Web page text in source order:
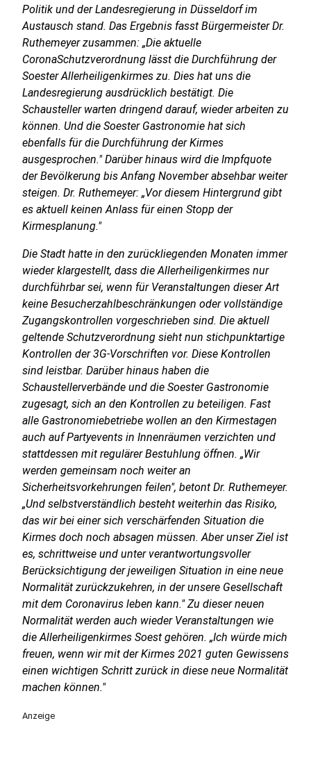
Politik und der Landesregierung in Düsseldorf im
Austausch stand. Das Ergebnis fasst Bürgermeister Dr.
Ruthemeyer zusammen: „Die aktuelle
CoronaSchutzverordnung lässt die Durchführung der
Soester Allerheiligenkirmes zu. Dies hat uns die
Landesregierung ausdrücklich bestätigt. Die
Schausteller warten dringend darauf, wieder arbeiten zu
können. Und die Soester Gastronomie hat sich
ebenfalls für die Durchführung der Kirmes
ausgesprochen." Darüber hinaus wird die Impfquote
der Bevölkerung bis Anfang November absehbar weiter
steigen. Dr. Ruthemeyer: „Vor diesem Hintergrund gibt
es aktuell keinen Anlass für einen Stopp der
Kirmesplanung."
Die Stadt hatte in den zurückliegenden Monaten immer
wieder klargestellt, dass die Allerheiligenkirmes nur
durchführbar sei, wenn für Veranstaltungen dieser Art
keine Besucherzahlbeschränkungen oder vollständige
Zugangskontrollen vorgeschrieben sind. Die aktuell
geltende Schutzverordnung sieht nun stichpunktartige
Kontrollen der 3G-Vorschriften vor. Diese Kontrollen
sind leistbar. Darüber hinaus haben die
Schaustellerverbände und die Soester Gastronomie
zugesagt, sich an den Kontrollen zu beteiligen. Fast
alle Gastronomiebetriebe wollen an den Kirmestagen
auch auf Partyevents in Innenräumen verzichten und
stattdessen mit regulärer Bestuhlung öffnen. „Wir
werden gemeinsam noch weiter an
Sicherheitsvorkehrungen feilen", betont Dr. Ruthemeyer.
„Und selbstverständlich besteht weiterhin das Risiko,
das wir bei einer sich verschärfenden Situation die
Kirmes doch noch absagen müssen. Aber unser Ziel ist
es, schrittweise und unter verantwortungsvoller
Berücksichtigung der jeweiligen Situation in eine neue
Normalität zurückzukehren, in der unsere Gesellschaft
mit dem Coronavirus leben kann." Zu dieser neuen
Normalität werden auch wieder Veranstaltungen wie
die Allerheiligenkirmes Soest gehören. „Ich würde mich
freuen, wenn wir mit der Kirmes 2021 guten Gewissens
einen wichtigen Schritt zurück in diese neue Normalität
machen können."
Anzeige